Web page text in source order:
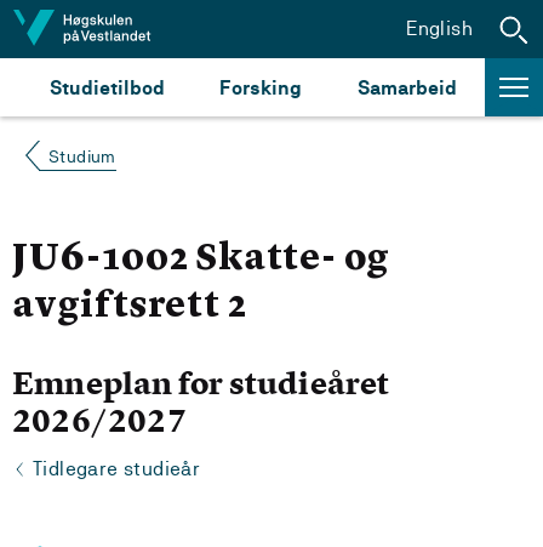
Hopp til innhald
Studietilbod Forsking Samarbeid
English
Studium
JU6-1002 Skatte- og
avgiftsrett 2
Emneplan for studieåret
2026/2027
Tidlegare studieår